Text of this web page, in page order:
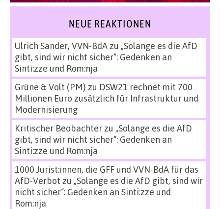
NEUE REAKTIONEN
Ulrich Sander, VVN-BdAzu „Solange es die AfD
gibt, sind wir nicht sicher“: Gedenken an
Sinti:zze und Rom:nja
Grüne & Volt (PM) zu DSW21 rechnet mit 700
Millionen Euro zusätzlich für Infrastruktur und
Modernisierung
Kritischer Beobachterzu „Solange es die AfD
gibt, sind wir nicht sicher“: Gedenken an
Sinti:zze und Rom:nja
1000 Jurist:innen, die GFF und VVN-BdA für das
AfD-Verbot zu „Solange es die AfD gibt, sind wir
nicht sicher“: Gedenken an Sinti:zze und
Rom:nja